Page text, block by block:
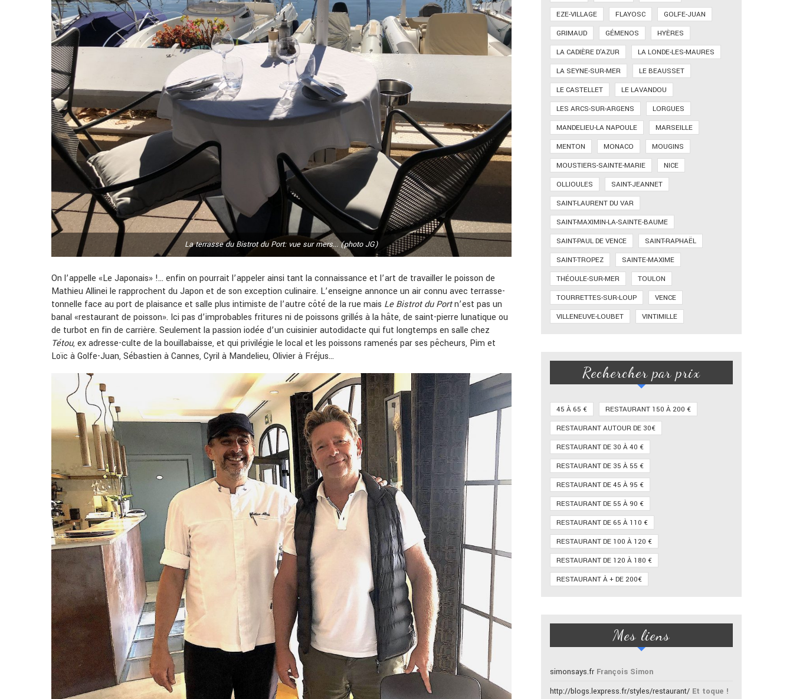
La terrasse du Bistrot du Port: vue sur mers... (photo JG)
On l’appelle «Le Japonais» !… enfin on pourrait l’appeler ainsi tant la connaissance et l’art de travailler le poisson de
Mathieu Allinei le rapprochent du Japon et de son exception culinaire. L’enseigne annonce un air connu avec terrasse-
tonnelle face au port de plaisance et salle plus intimiste de l’autre côté de la rue mais Le Bistrot du Portn’est pas un
banal «restaurant de poisson». Ici pas d’improbables fritures ni de poissons grillés à la hâte, de saint-pierre lunatique ou
de turbot en fin de carrière. Seulement la passion iodée d’un cuisinier autodidacte qui fut longtemps en salle chez
Tétou, ex adresse-culte de la bouillabaisse, et qui privilégie le local et les poissons ramenés par ses pêcheurs, Pim et
Loïc à Golfe-Juan, Sébastien à Cannes, Cyril à Mandelieu, Olivier à Fréjus…
EZE-VILLAGE
FLAYOSC
GOLFE-JUAN
GRIMAUD
GÉMENOS
HYÈRES
LA CADIÈRE D'AZUR
LA LONDE-LES-MAURES
LA SEYNE-SUR-MER
LE BEAUSSET
LE CASTELLET
LE LAVANDOU
LES ARCS-SUR-ARGENS
LORGUES
MANDELIEU-LA NAPOULE
MARSEILLE
MENTON
MONACO
MOUGINS
MOUSTIERS-SAINTE-MARIE
NICE
OLLIOULES
SAINT-JEANNET
SAINT-LAURENT DU VAR
SAINT-MAXIMIN-LA-SAINTE-BAUME
SAINT-PAUL DE VENCE
SAINT-RAPHAËL
SAINT-TROPEZ
SAINTE-MAXIME
THÉOULE-SUR-MER
TOULON
TOURRETTES-SUR-LOUP
VENCE
VILLENEUVE-LOUBET
VINTIMILLE
Rechercher par prix
45 À 65 €
RESTAURANT 150 À 200 €
RESTAURANT AUTOUR DE 30€
RESTAURANT DE 30 À 40 €
RESTAURANT DE 35 À 55 €
RESTAURANT DE 45 À 95 €
RESTAURANT DE 55 À 90 €
RESTAURANT DE 65 À 110 €
RESTAURANT DE 100 À 120 €
RESTAURANT DE 120 À 180 €
RESTAURANT À + DE 200€
Mes liens
simonsays.fr François Simon
http://blogs.lexpress.fr/styles/restaurant/ Et toque !